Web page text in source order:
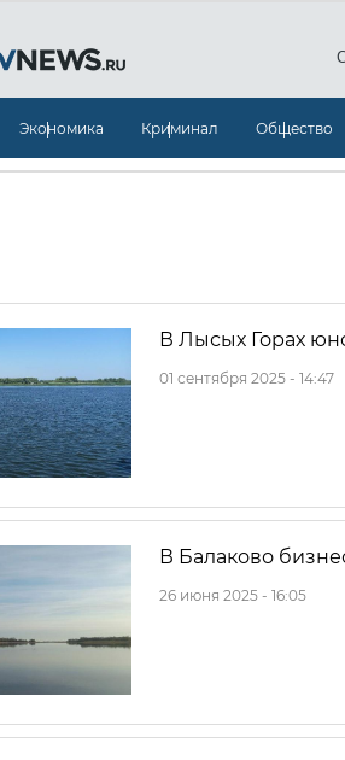
Экономика Криминал Общество
В Лысых Горах
01 сентября 2025 - 14:47
В Балаково
26 июня 2025 - 16:05